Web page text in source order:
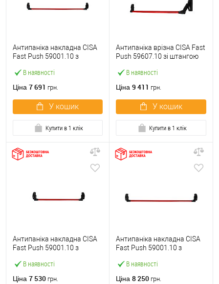
В наявності
Антипаніка накладна CISA
Fast Push 59001.10 з
мм червона
Ціна 7 691 грн.
У кошик
Купити в 1 клік
В наявності
Антипаніка врізна CISA Fast
Push 59607.10 зі штангою
Ціна 9 411 грн.
У кошик
Купити в 1 клік
В наявності
Антипаніка накладна CISA
Fast Push 59001.10 з
червона
Ціна 7 530 грн.
В наявності
Антипаніка накладна CISA
Fast Push 59001.10 з
мм червона
Ціна 8 250 грн.